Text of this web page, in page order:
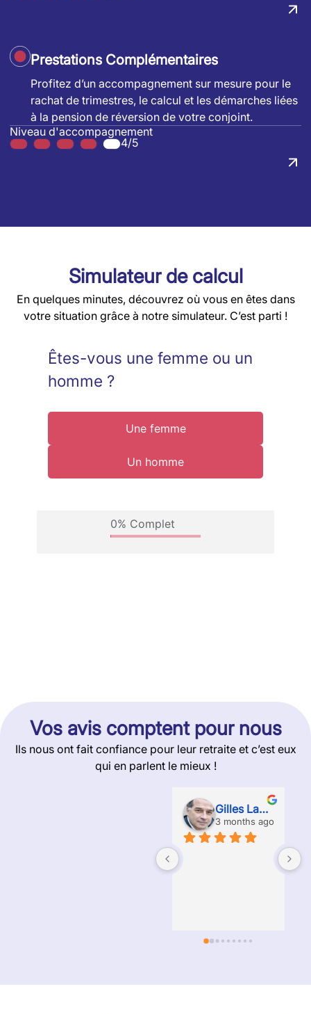
Prestations Complémentaires
Profitez d’un accompagnement sur mesure pour le
rachat de trimestres, le calcul et les démarches liées
à la pension de réversion de votre conjoint.
Niveau d'accompagnement
4/5
Simulateur de calcul
En quelques minutes, découvrez où vous en êtes dans
votre situation grâce à notre simulateur. C’est parti !
Vos avis comptent pour nous
Ils nous ont fait confiance pour leur retraite et c’est eux
qui en parlent le mieux !
Gilles Labossiere
3 months ago